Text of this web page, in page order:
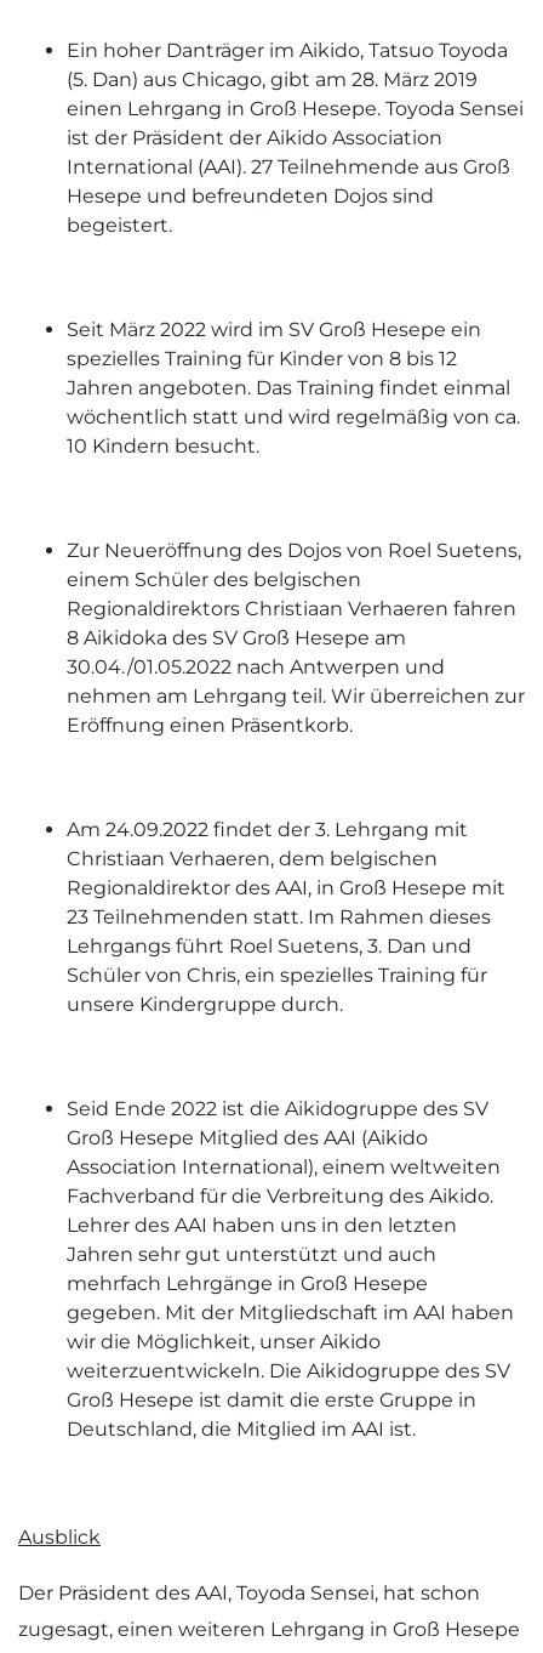
Ein hoher Danträger im Aikido, Tatsuo Toyoda
(5. Dan) aus Chicago, gibt am 28. März 2019
einen Lehrgang in Groß Hesepe. Toyoda Sensei
ist der Präsident der Aikido Association
International (AAI). 27 Teilnehmende aus Groß
Hesepe und befreundeten Dojos sind
begeistert.
Seit März 2022 wird im SV Groß Hesepe ein
spezielles Training für Kinder von 8 bis 12
Jahren angeboten. Das Training findet einmal
wöchentlich statt und wird regelmäßig von ca.
10 Kindern besucht.
Zur Neueröffnung des Dojos von Roel Suetens,
einem Schüler des belgischen
Regionaldirektors Christiaan Verhaeren fahren
8 Aikidoka des SV Groß Hesepe am
30.04./01.05.2022 nach Antwerpen und
nehmen am Lehrgang teil. Wir überreichen zur
Eröffnung einen Präsentkorb.
Am 24.09.2022 findet der 3. Lehrgang mit
Christiaan Verhaeren, dem belgischen
Regionaldirektor des AAI, in Groß Hesepe mit
23 Teilnehmenden statt. Im Rahmen dieses
Lehrgangs führt Roel Suetens, 3. Dan und
Schüler von Chris, ein spezielles Training für
unsere Kindergruppe durch.
Seid Ende 2022 ist die Aikidogruppe des SV
Groß Hesepe Mitglied des AAI (Aikido
Association International), einem weltweiten
Fachverband für die Verbreitung des Aikido.
Lehrer des AAI haben uns in den letzten
Jahren sehr gut unterstützt und auch
mehrfach Lehrgänge in Groß Hesepe
gegeben. Mit der Mitgliedschaft im AAI haben
wir die Möglichkeit, unser Aikido
weiterzuentwickeln. Die Aikidogruppe des SV
Groß Hesepe ist damit die erste Gruppe in
Deutschland, die Mitglied im AAI ist.
Ausblick
Der Präsident des AAI, Toyoda Sensei, hat schon
zugesagt, einen weiteren Lehrgang in Groß Hesepe